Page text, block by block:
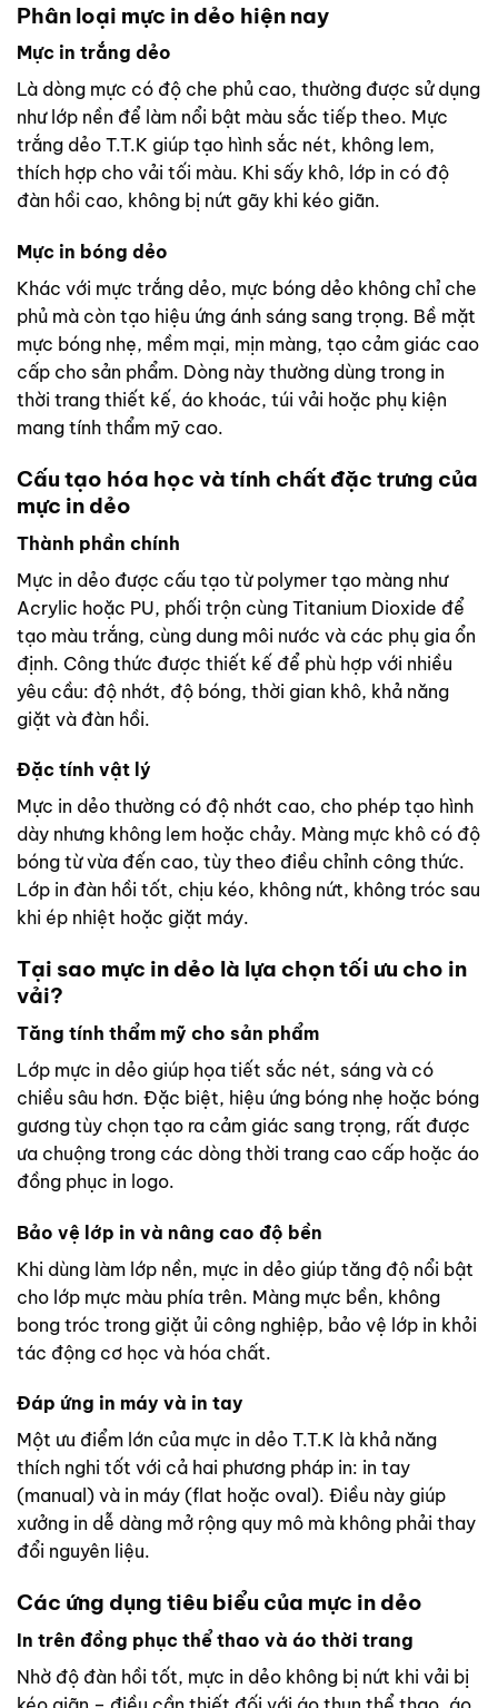
Phân loại mực in dẻo hiện nay
Mực in trắng dẻo
Là dòng mực có độ che phủ cao, thường được sử dụng
như lớp nền để làm nổi bật màu sắc tiếp theo. Mực
trắng dẻo T.T.K giúp tạo hình sắc nét, không lem,
thích hợp cho vải tối màu. Khi sấy khô, lớp in có độ
đàn hồi cao, không bị nứt gãy khi kéo giãn.
Mực in bóng dẻo
Khác với mực trắng dẻo, mực bóng dẻo không chỉ che
phủ mà còn tạo hiệu ứng ánh sáng sang trọng. Bề mặt
mực bóng nhẹ, mềm mại, mịn màng, tạo cảm giác cao
cấp cho sản phẩm. Dòng này thường dùng trong in
thời trang thiết kế, áo khoác, túi vải hoặc phụ kiện
mang tính thẩm mỹ cao.
Cấu tạo hóa học và tính chất đặc trưng của
mực in dẻo
Thành phần chính
Mực in dẻo được cấu tạo từ polymer tạo màng như
Acrylic hoặc PU, phối trộn cùng Titanium Dioxide để
tạo màu trắng, cùng dung môi nước và các phụ gia ổn
định. Công thức được thiết kế để phù hợp với nhiều
yêu cầu: độ nhớt, độ bóng, thời gian khô, khả năng
giặt và đàn hồi.
Đặc tính vật lý
Mực in dẻo thường có độ nhớt cao, cho phép tạo hình
dày nhưng không lem hoặc chảy. Màng mực khô có độ
bóng từ vừa đến cao, tùy theo điều chỉnh công thức.
Lớp in đàn hồi tốt, chịu kéo, không nứt, không tróc sau
khi ép nhiệt hoặc giặt máy.
Tại sao mực in dẻo là lựa chọn tối ưu cho in
vải?
Tăng tính thẩm mỹ cho sản phẩm
Lớp mực in dẻo giúp họa tiết sắc nét, sáng và có
chiều sâu hơn. Đặc biệt, hiệu ứng bóng nhẹ hoặc bóng
gương tùy chọn tạo ra cảm giác sang trọng, rất được
ưa chuộng trong các dòng thời trang cao cấp hoặc áo
đồng phục in logo.
Bảo vệ lớp in và nâng cao độ bền
Khi dùng làm lớp nền, mực in dẻo giúp tăng độ nổi bật
cho lớp mực màu phía trên. Màng mực bền, không
bong tróc trong giặt ủi công nghiệp, bảo vệ lớp in khỏi
tác động cơ học và hóa chất.
Đáp ứng in máy và in tay
Một ưu điểm lớn của mực in dẻo T.T.K là khả năng
thích nghi tốt với cả hai phương pháp in: in tay
(manual) và in máy (flat hoặc oval). Điều này giúp
xưởng in dễ dàng mở rộng quy mô mà không phải thay
đổi nguyên liệu.
Các ứng dụng tiêu biểu của mực in dẻo
In trên đồng phục thể thao và áo thời trang
Nhờ độ đàn hồi tốt, mực in dẻo không bị nứt khi vải bị